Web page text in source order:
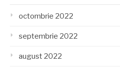
octombrie 2022
septembrie 2022
august 2022